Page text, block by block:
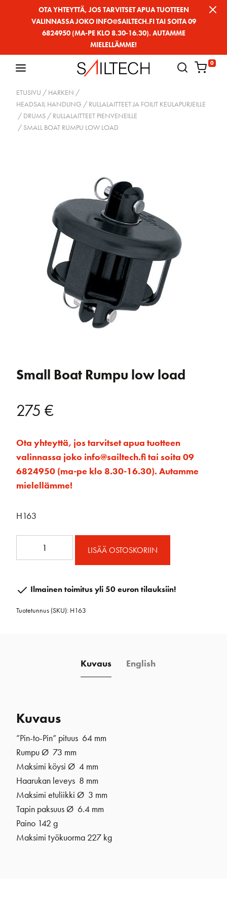
OTA YHTEYTTÄ, JOS TARVITSET APUA TUOTTEEN
VALINNASSA JOKO INFO@SAILTECH.FI TAI SOITA 09
6824950 (MA-PE KLO 8.30-16.30). AUTAMME
MIELELLÄMME!
0
ETUSIVU / HARKEN /
HEADSAIL HANDLING / RULLALAITTEET JA FOILIT KEULAPURJEILLE
/ DRUMS / RULLALAITTEET PIENVENEILLE
/ SMALL BOAT RUMPU LOW LOAD
Small Boat Rumpu low load
275 €
Ota yhteyttä, jos tarvitset apua tuotteen
valinnassa joko info@sailtech.fi tai soita 09
6824950 (ma-pe klo 8.30-16.30). Autamme
mielellämme!
H163
low
määrä
LISÄÄ OSTOSKORIIN
Ilmainen toimitus yli 50 euron tilauksiin!
Tuotetunnus (SKU): H163
Kuvaus English
Kuvaus
”Pin-to-Pin” pituus 64 mm
Rumpu Ø 73 mm
Maksimi köysi Ø 4 mm
Haarukan leveys 8 mm
Maksimi etuliikki Ø 3 mm
Tapin paksuus Ø 6.4 mm
Paino 142 g
Maksimi työkuorma 227 kg